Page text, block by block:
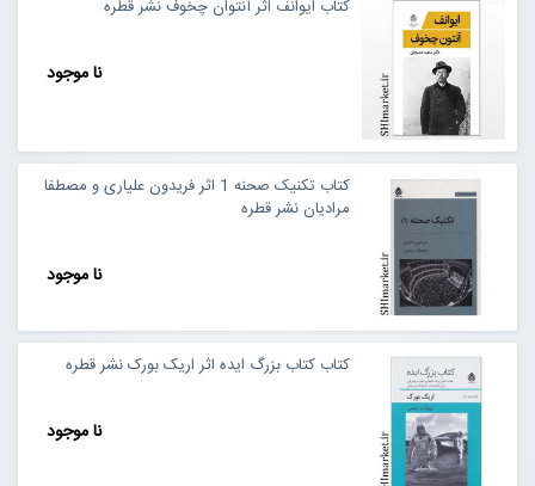
کتاب ایوانف اثر آنتوان چخوف نشر قطره
نا موجود
کتاب تکنیک صحنه 1 اثر فریدون علیاری و مصطفا
مرادیان نشر قطره
نا موجود
کتاب کتاب بزرگ ایده اثر اریک بورک نشر قطره
نا موجود